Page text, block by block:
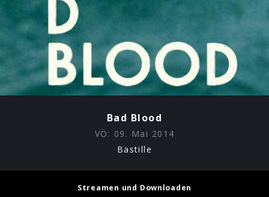
Bad Blood
VÖ: 09. Mai 2014
Bastille
Streamen und Downloaden